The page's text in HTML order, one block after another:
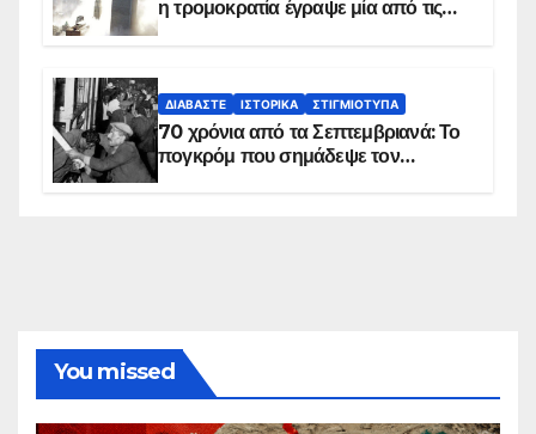
η τρομοκρατία έγραψε μία από τις
ΔΙΑΒΆΣΤΕ ΙΣΤΟΡΙΚΆ ΣΤΙΓΜΙΌΤΥΠΑ
70 χρόνια από τα Σεπτεμβριανά: Το
πογκρόμ που σημάδεψε τον
You missed